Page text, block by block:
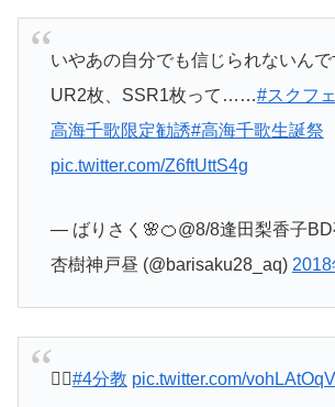
いやあの自分でも信じられないん
UR2枚、SSR1枚って……#スクフ
高海千歌限定勧誘#高海千歌生誕祭
pic.twitter.com/Z6ftUttS4g
— ばりさく🌸🍊@8/8逢田梨香子
杏樹神戸昼 (@barisaku28_aq) 2018
🙅‍♂️#4分教 pic.twitter.com/